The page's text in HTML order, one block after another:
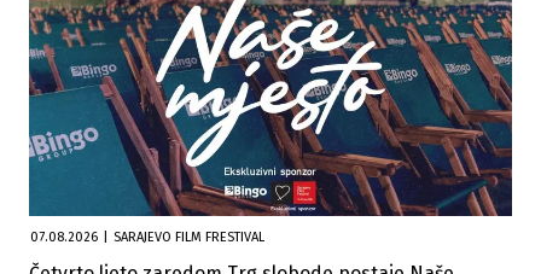
07.08.2026 SARAJEVO FILM FRESTIVAL